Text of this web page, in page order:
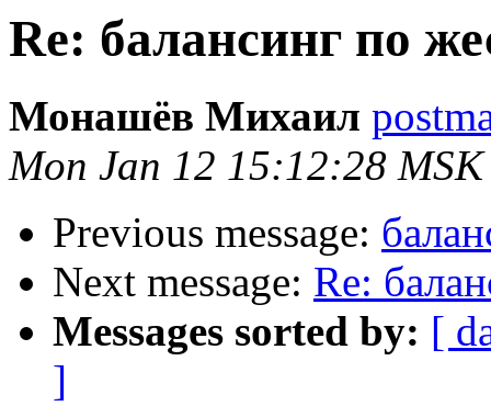
Re: балансинг по
Монашёв Михаил
Mon Jan 12 15:12:28
Previous message:
Next message: Re:
Messages sorted by: [
]